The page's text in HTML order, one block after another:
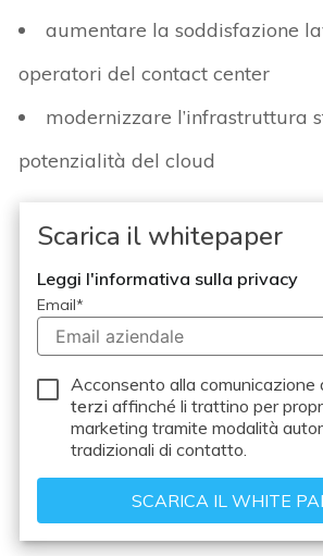
aumentare la soddisfazione
operatori del contact center
modernizzare l’infrastruttura
potenzialità del cloud
Scarica il whitepaper
Leggi l'informativa sulla privacy
Email*
Acconsento alla comunicazione
terzi affinché li trattino per
marketing tramite modalità
tradizionali di contatto.